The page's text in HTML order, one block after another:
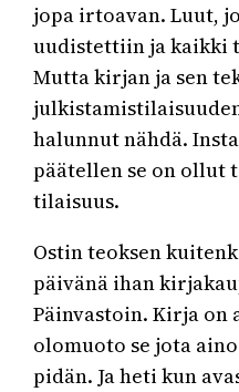
jopa irtoavan. Luut,
uudistettiin ja kaikki
Mutta kirjan ja sen
halunnut nähdä.
päätellen se on ollut
tilaisuus.
Ostin teoksen
päivänä ihan
Päinvastoin. Kirja on
olomuoto se jota
pidän. Ja heti kun